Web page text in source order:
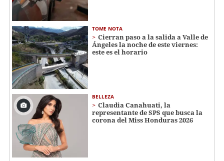
TOME NOTA
Cierran paso a la salida a Valle de
Ángeles la noche de este viernes:
este es el horario
BELLEZA
Claudia Canahuati, la
representante de SPS que busca la
corona del Miss Honduras 2026